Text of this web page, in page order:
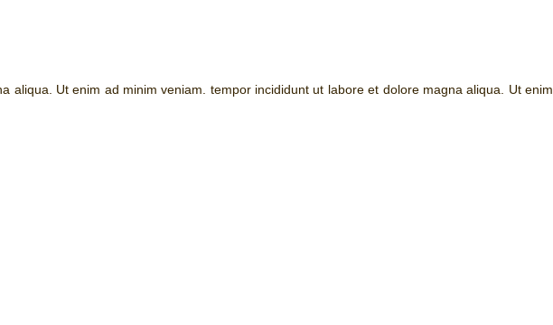
Ut enim ad minim veniam. tempor incididunt ut labore et dolore magna aliqua. Ut enim